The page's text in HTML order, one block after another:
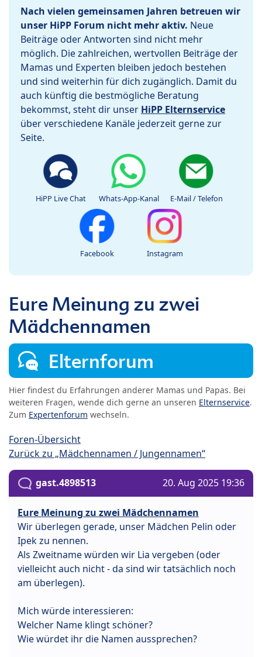
Nach vielen gemeinsamen Jahren betreuen wir
unser HiPP Forum nicht mehr aktiv. Neue
Beiträge oder Antworten sind nicht mehr
möglich. Die zahlreichen, wertvollen Beiträge der
Mamas und Experten bleiben jedoch bestehen
und sind weiterhin für dich zugänglich. Damit du
auch künftig die bestmögliche Beratung
bekommst, steht dir unser HiPP Elternservice
über verschiedene Kanäle jederzeit gerne zur
Seite.
HiPP Live Chat Whats-App-Kanal E-Mail / Telefon
Facebook Instagram
Eure Meinung zu zwei
Mädchennamen
Elternforum
Hier findest du Erfahrungen anderer Mamas und Papas. Bei
weiteren Fragen, wende dich gerne an unseren Elternservice.
Zum Expertenforum wechseln.
Foren-Übersicht
Zurück zu „Mädchennamen / Jungennamen“
gast.4898513 20. Aug 2025 19:36
Eure Meinung zu zwei Mädchennamen
Wir überlegen gerade, unser Mädchen Pelin oder
Ipek zu nennen.
Als Zweitname würden wir Lia vergeben (oder
vielleicht auch nicht - da sind wir tatsächlich noch
am überlegen).
Mich würde interessieren:
Welcher Name klingt schöner?
Wie würdet ihr die Namen aussprechen?